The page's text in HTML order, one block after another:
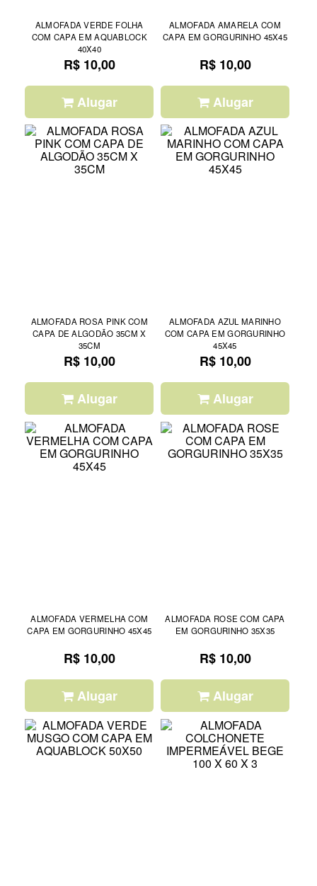
ALMOFADA VERDE FOLHA
COM CAPA EM AQUABLOCK
40X40
R$ 10,00
Alugar
ALMOFADA AMARELA COM
CAPA EM GORGURINHO 45X45
R$ 10,00
Alugar
ALMOFADA ROSA PINK COM
CAPA DE ALGODÃO 35CM X
35CM
R$ 10,00
Alugar
ALMOFADA AZUL MARINHO
COM CAPA EM GORGURINHO
45X45
R$ 10,00
Alugar
ALMOFADA VERMELHA COM
CAPA EM GORGURINHO 45X45
R$ 10,00
Alugar
ALMOFADA ROSE COM CAPA
EM GORGURINHO 35X35
R$ 10,00
Alugar